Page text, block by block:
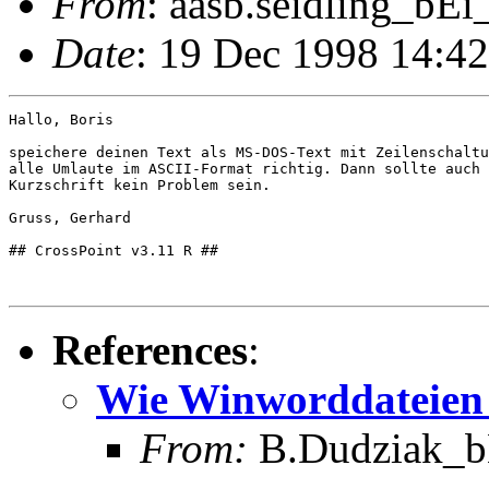
Date: 19 Dec 1998
Hallo, Boris
speichere deinen Text als MS-DOS-Text mit
alle Umlaute im ASCII-Format richtig. Dann sollte
Kurzschrift kein Problem sein.
Gruss, Gerhard
## CrossPoint v3.11 R ##
References:
Wie
From: